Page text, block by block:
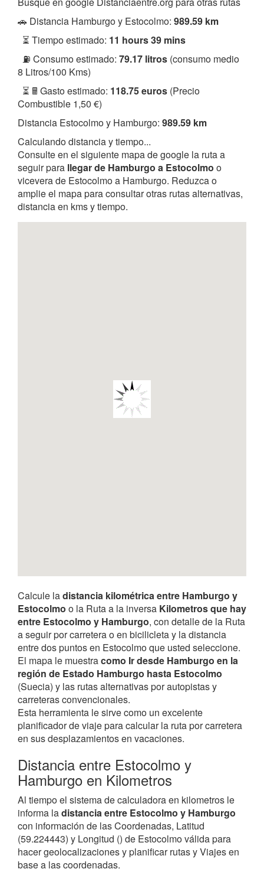
🚗 Distancia Hamburgo y Estocolmo: 989.59 km
⏳ Tiempo estimado: 11 hours 39 mins
⛽ Consumo estimado: 79.17 litros (consumo medio
8 Litros/100 Kms)
⏳ 🖩 Gasto estimado: 118.75 euros (Precio
Combustible 1,50 €)
Distancia Estocolmo y Hamburgo: 989.59 km
Calculando distancia y tiempo...
Consulte en el siguiente mapa de google la ruta a
seguir para llegar de Hamburgo a Estocolmo o
vicevera de Estocolmo a Hamburgo. Reduzca o
amplie el mapa para consultar otras rutas alternativas,
distancia en kms y tiempo.
Calcule ladistancia kilométrica entre Hamburgo y
Estocolmo o la Ruta a la inversa Kilometros que hay
entre Estocolmo y Hamburgo, con detalle de la Ruta
a seguir por carretera o en bicilicleta y la distancia
entre dos puntos en Estocolmo que usted seleccione.
El mapa le muestracomo Ir desde Hamburgo en la
región de Estado Hamburgo hasta Estocolmo
(Suecia) y las rutas alternativas por autopistas y
carreteras convencionales.
Esta herramienta le sirve como un excelente
planificador de viaje para calcular la ruta por carretera
en sus desplazamientos en vacaciones.
Distancia entre Estocolmo y
Hamburgo en Kilometros
Al tiempo el sistema de calculadora en kilometros le
informa ladistancia entre Estocolmo y Hamburgo
con información de las Coordenadas, Latitud
(59.224443) y Longitud () de Estocolmo válida para
hacer geolocalizaciones y planificar rutas y Viajes en
base a las coordenadas.